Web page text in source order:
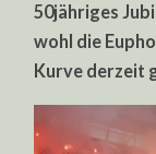
50jähriges
wohl die
Kurve derzeit